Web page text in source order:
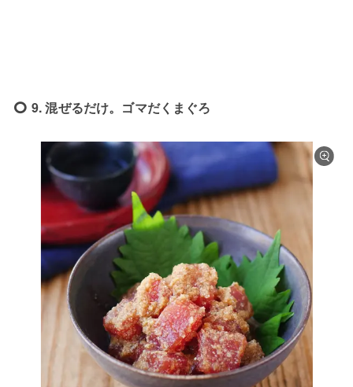
9. 混ぜるだけ。ゴマだくまぐろ